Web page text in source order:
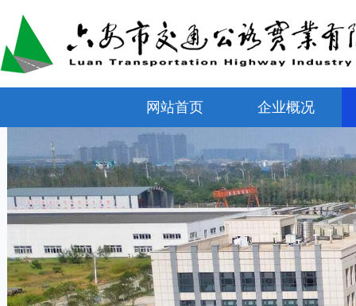
网站首页 企业概况